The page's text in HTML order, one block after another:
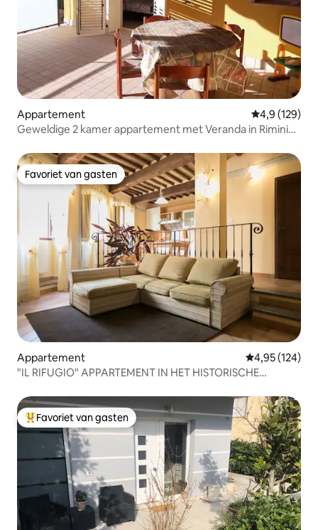
Appartement Gemiddelde
4,9 (129)
Geweldige 2 kamer appartement met Veranda in Rimini
Favoriet van gasten
Favoriet van gasten
Appartement Gemiddelde
4,95 (124)
"IL RIFUGIO" APPARTEMENT IN HET HISTORISCHE
Topfavoriet van gasten
Favoriet van gasten